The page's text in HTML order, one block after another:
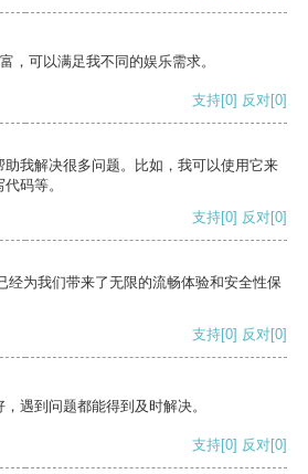
，可以满足我不同的娱乐需求。
支持[0] 反对[0]
我解决很多问题。比如，我可以使用它来
码等。
支持[0] 反对[0]
经为我们带来了无限的流畅体验和安全性保
支持[0] 反对[0]
遇到问题都能得到及时解决。
支持[0] 反对[0]